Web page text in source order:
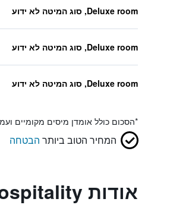
Deluxe room, סוג המיטה לא ידוע
Deluxe room, סוג המיטה לא ידוע
Deluxe room, סוג המיטה לא ידוע
*הסכום כולל אומדן מיסים מקומיים
המחיר הטוב ביותר הבטחה
אודות Hotel Baraquda Heeton Pattaya by Compass Hospitality